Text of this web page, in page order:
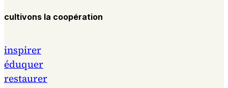
cultivons la coopération
inspirer
éduquer
restaurer